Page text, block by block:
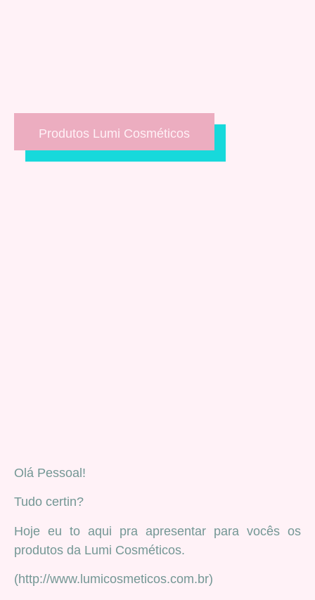
Produtos Lumi Cosméticos
Olá Pessoal!
Tudo certin?
Hoje eu to aqui pra apresentar para vocês os
produtos da Lumi Cosméticos.
(http://www.lumicosmeticos.com.br)